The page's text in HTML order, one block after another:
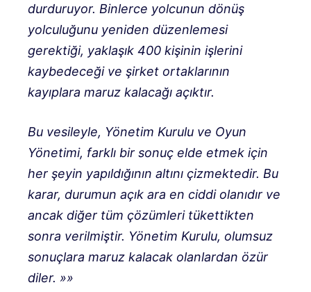
durduruyor. Binlerce yolcunun dönüş
yolculuğunu yeniden düzenlemesi
gerektiği, yaklaşık 400 kişinin işlerini
kaybedeceği ve şirket ortaklarının
kayıplara maruz kalacağı açıktır.
Bu vesileyle, Yönetim Kurulu ve Oyun
Yönetimi, farklı bir sonuç elde etmek için
her şeyin yapıldığının altını çizmektedir. Bu
karar, durumun açık ara en ciddi olanıdır ve
ancak diğer tüm çözümleri tükettikten
sonra verilmiştir. Yönetim Kurulu, olumsuz
sonuçlara maruz kalacak olanlardan özür
diler. »»